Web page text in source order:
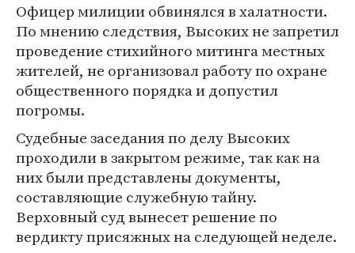
Офицер милиции обвинялся в халатности.
По мнению следствия, Высоких не запретил
проведение стихийного митинга местных
жителей, не организовал работу по охране
общественного порядка и допустил
погромы.
Судебные заседания по делу Высоких
проходили в закрытом режиме, так как на
них были представлены документы,
составляющие служебную тайну.
Верховный суд вынесет решение по
вердикту присяжных на следующей неделе.